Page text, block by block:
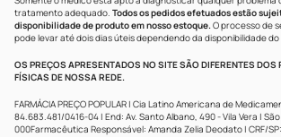
tratamento adequado. Todos os pedidos efetuados estão
disponibilidade de produto em nosso estoque.O processo de
pode levar até dois dias úteis dependendo da disponibilidade
OS PREÇOS APRESENTADOS NO SITE SÃO DIFERENTES DOS
FÍSICAS DE NOSSA REDE.
FARMÁCIA PREÇO POPULAR | Cia Latino Americana de
84.683.481/0416-04 | End: Av. Santo Albano, 490 - Vila Vera |
000Farmacêutica Responsável: Amanda Zelia Deodato | CRF/SP: